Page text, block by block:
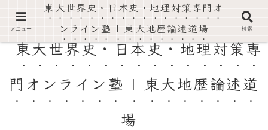
東大世界史・日本史・地理の過去問を徹底解説。論述対策と高得点がとれる勉強法を伝授。
東大世界史・日本史・地理対策専
門オンライン塾 | 東大地歴論述道
場
メニュー
東大世界史・日本史・地理対策専門オ
ンライン塾 | 東大地歴論述道場
検索